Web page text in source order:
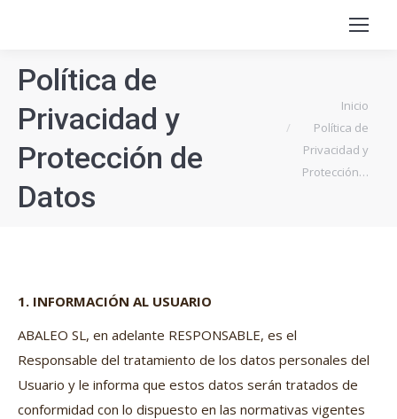
Política de
Privacidad y
Protección de
Datos
Inicio
Política de
Privacidad y
Protección…
1. INFORMACIÓN AL USUARIO
ABALEO SL, en adelante RESPONSABLE, es el
Responsable del tratamiento de los datos personales del
Usuario y le informa que estos datos serán tratados de
conformidad con lo dispuesto en las normativas vigentes